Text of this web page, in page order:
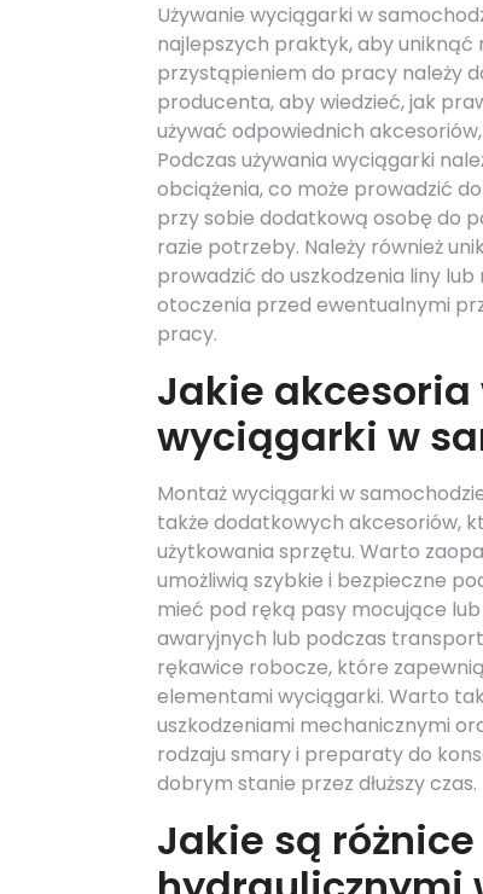
Używanie wyciągarki w
najlepszych praktyk, aby uniknąć
przystąpieniem do pracy należy
producenta, aby wiedzieć, jak
używać odpowiednich
Podczas używania wyciągarki
obciążenia, co może prowadzić
przy sobie dodatkową osobę do
razie potrzeby. Należy również
prowadzić do uszkodzenia liny
otoczenia przed ewentualnymi
pracy.
Jakie
wyciągarki w
Montaż wyciągarki w
także dodatkowych akcesoriów,
użytkowania sprzętu. Warto
umożliwią szybkie i bezpieczne
mieć pod ręką pasy mocujące
awaryjnych lub podczas
rękawice robocze, które
elementami wyciągarki. Warto
uszkodzeniami mechanicznymi
rodzaju smary i preparaty do
dobrym stanie przez dłuższy czas.
Jakie są